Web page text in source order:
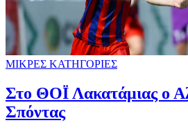
ΜΙΚΡΕΣ ΚΑΤΗΓΟΡΙΕΣ
Στο ΘΟΪ Λακατάμιας ο
Σπόντας